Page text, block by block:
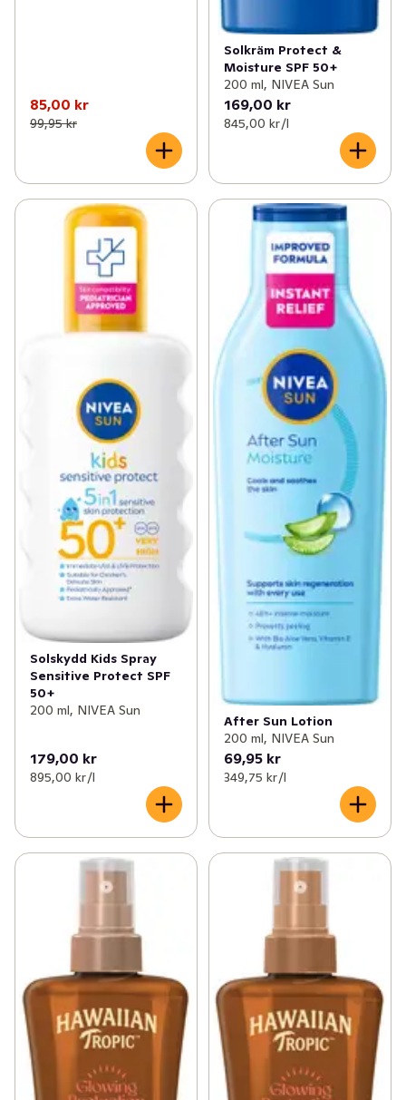
85,00 kr
99,95 kr
Solkräm Protect &
Moisture SPF 50+
200 ml, NIVEA Sun
169,00 kr
845,00 kr /l
Solskydd Kids Spray
Sensitive Protect SPF
50+
200 ml, NIVEA Sun
179,00 kr
895,00 kr /l
After Sun Lotion
200 ml, NIVEA Sun
69,95 kr
349,75 kr /l